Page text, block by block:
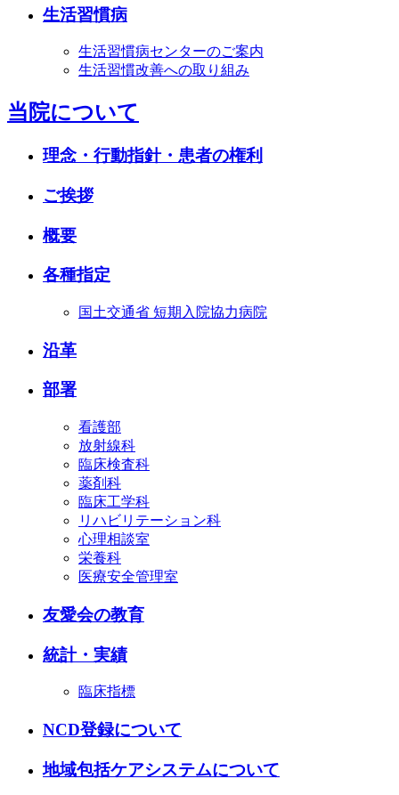
生活習慣病
生活習慣病センターのご案内
生活習慣改善への取り組み
当院について
理念・行動指針・患者の権利
ご挨拶
概要
各種指定
国土交通省 短期入院協力病院
沿革
部署
看護部
放射線科
臨床検査科
薬剤科
臨床工学科
リハビリテーション科
心理相談室
栄養科
医療安全管理室
友愛会の教育
統計・実績
臨床指標
NCD登録について
地域包括ケアシステムについて